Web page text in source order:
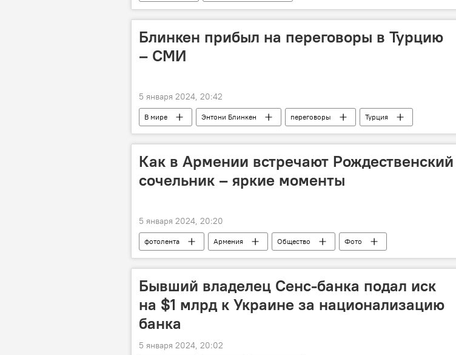
Блинкен прибыл на переговоры в Турцию
– СМИ
5 января 2024, 20:42
В мире Энтони Блинкен переговоры Турция
Как в Армении встречают Рождественский
сочельник – яркие моменты
5 января 2024, 20:20
фотолента Армения Общество Фото
Бывший владелец Сенс-банка подал иск
на $1 млрд к Украине за национализацию
банка
5 января 2024, 20:02